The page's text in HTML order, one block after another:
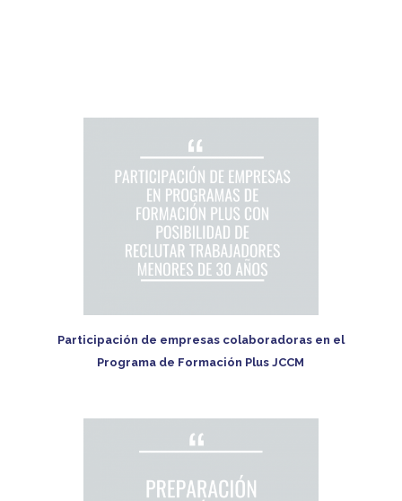
Participación de empresas colaboradoras en el
Programa de Formación Plus JCCM